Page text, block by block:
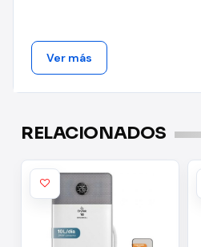
de entre 13 y 30 horas de
de vaivén ajustable de 360
cuando se le acaba el agua,
enviada a través de un
El humidificador HU 2031 emite
equipado con un tanque que
litros y un consumo de agua de
Ver más
RELACIONADOS